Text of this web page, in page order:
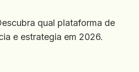
qual plataforma de
e estrategia em 2026.